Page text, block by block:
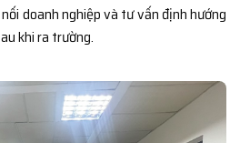
doanh nghiệp và tư vấn định hướng
khi ra trường.